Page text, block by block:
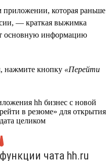
которая раньше
— краткая выжимка
основную информацию
нажмите кнопку «Перейти
чата hh.ru